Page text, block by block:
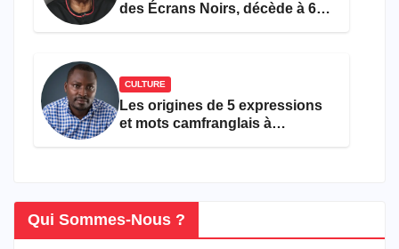
des Écrans Noirs, décède à 69
CULTURE
Les origines de 5 expressions
et mots camfranglais à
Qui Sommes-Nous ?